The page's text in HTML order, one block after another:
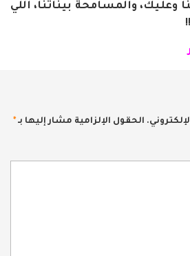
وعليك، والمسامحة بيناتنا، اللي
الحقول الإلزامية مشار إليها بـ *